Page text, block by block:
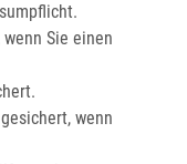
Sie einen
wenn